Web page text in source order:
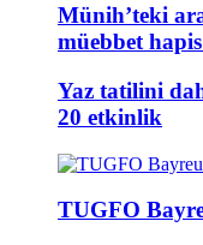
Münih’teki
müebbet hapis
Yaz tatilini
20 etkinlik
TUGFO